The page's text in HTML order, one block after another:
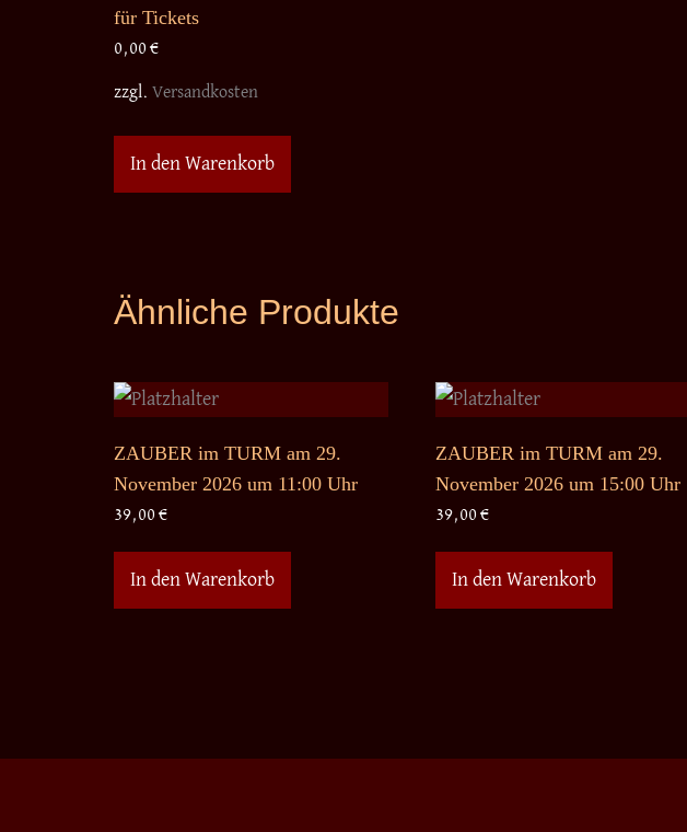
für Tickets
0,00€
zzgl.Versandkosten
In den Warenkorb
Ähnliche Produkte
ZAUBER im TURM am 29.
November 2026 um 11:00 Uhr
39,00€
In den Warenkorb
ZAUBER im TURM am 29.
November 2026 um 15:00 Uhr
39,00 €
In den Warenkorb